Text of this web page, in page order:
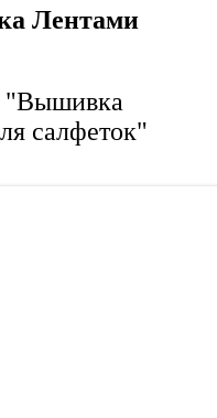
Лентами
"Вышивка
салфеток"